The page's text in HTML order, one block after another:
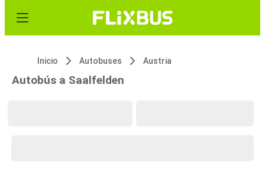
Inicio Autobuses Austria
Autobús a Saalfelden